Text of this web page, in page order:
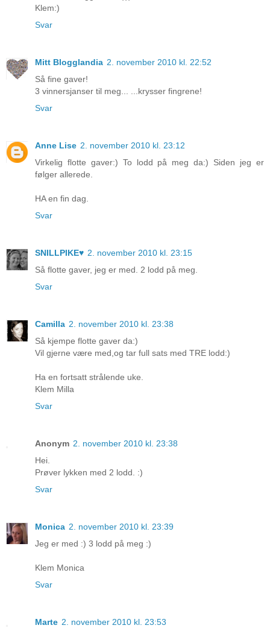
Klem:)
Svar
Mitt Blogglandia 2. november 2010 kl. 22:52
Så fine gaver!
3 vinnersjanser til meg... ...krysser fingrene!
Svar
Anne Lise 2. november 2010 kl. 23:12
Virkelig flotte gaver:) To lodd på meg da:) Siden jeg er
følger allerede.
HA en fin dag.
Svar
SNILLPIKE♥ 2. november 2010 kl. 23:15
Så flotte gaver, jeg er med. 2 lodd på meg.
Svar
Camilla 2. november 2010 kl. 23:38
Så kjempe flotte gaver da:)
Vil gjerne være med,og tar full sats med TRE lodd:)
Ha en fortsatt strålende uke.
Klem Milla
Svar
Anonym 2. november 2010 kl. 23:38
Hei.
Prøver lykken med 2 lodd. :)
Svar
Monica 2. november 2010 kl. 23:39
Jeg er med :) 3 lodd på meg :)
Klem Monica
Svar
Marte 2. november 2010 kl. 23:53